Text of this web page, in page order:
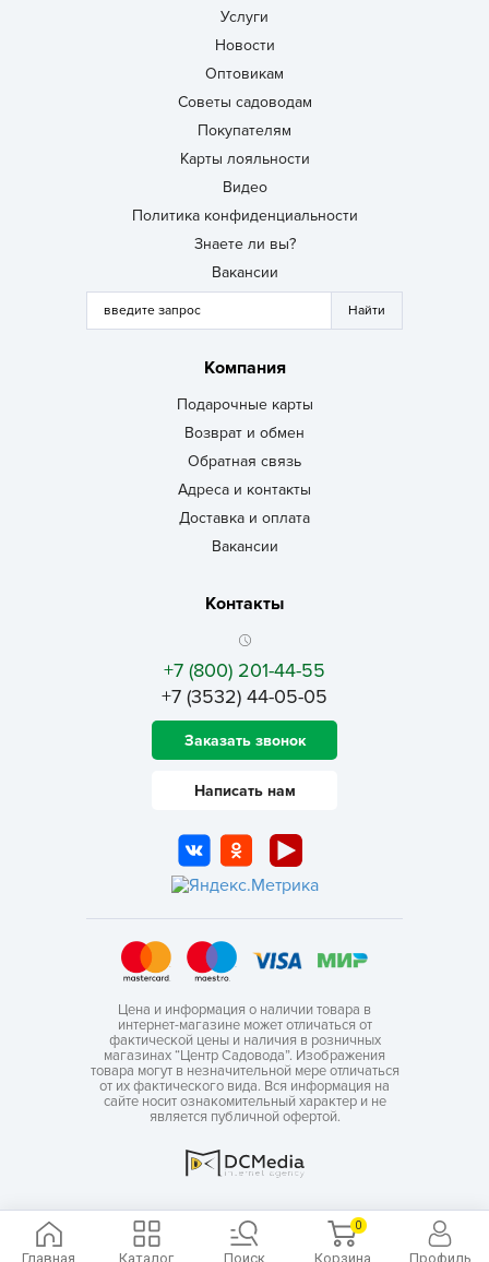
Главная Каталог Поиск
0
Корзина Профиль
Услуги
Новости
Оптовикам
Советы садоводам
Покупателям
Карты лояльности
Видео
Политика конфиденциальности
Знаете ли вы?
Вакансии
Компания
Подарочные карты
Возврат и обмен
Обратная связь
Адреса и контакты
Доставка и оплата
Вакансии
Контакты
+7 (800) 201-44-55
+7 (3532) 44-05-05
Заказать звонок
Написать нам
Цена и информация о наличии товара в
интернет-магазине может отличаться от
фактической цены и наличия в розничных
магазинах “Центр Садовода”. Изображения
товара могут в незначительной мере отличаться
от их фактического вида. Вся информация на
сайте носит ознакомительный характер и не
является публичной офертой.